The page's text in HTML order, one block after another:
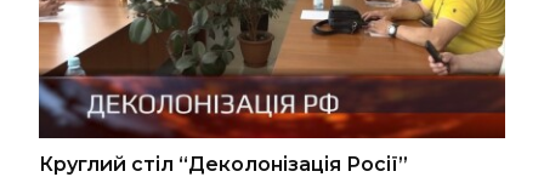
Круглий стіл “Деколонізація Росії”